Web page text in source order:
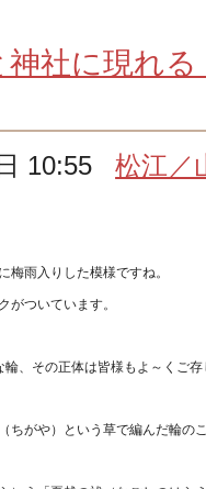
社に現れ
日 10:55松江／
がついています。